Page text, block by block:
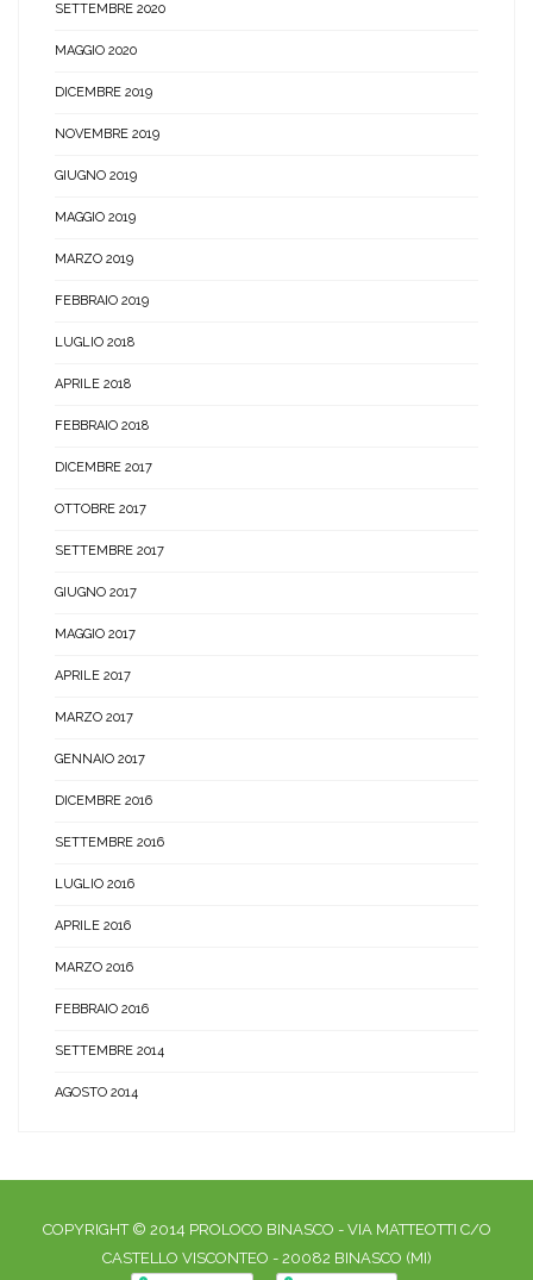
SETTEMBRE 2020
MAGGIO 2020
DICEMBRE 2019
NOVEMBRE 2019
GIUGNO 2019
MAGGIO 2019
MARZO 2019
FEBBRAIO 2019
LUGLIO 2018
APRILE 2018
FEBBRAIO 2018
DICEMBRE 2017
OTTOBRE 2017
SETTEMBRE 2017
GIUGNO 2017
MAGGIO 2017
APRILE 2017
MARZO 2017
GENNAIO 2017
DICEMBRE 2016
SETTEMBRE 2016
LUGLIO 2016
APRILE 2016
MARZO 2016
FEBBRAIO 2016
SETTEMBRE 2014
AGOSTO 2014
COPYRIGHT © 2014 PROLOCO BINASCO - VIA MATTEOTTI C/O
CASTELLO VISCONTEO - 20082 BINASCO (MI)